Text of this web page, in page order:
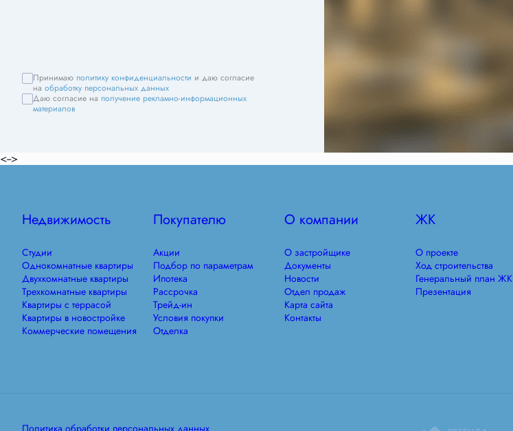
Принимаю политику конфиденциальности и даю согласие
на обработку персональных данных
Даю согласие на получение рекламно-информационных
материалов
<-->
Недвижимость
Студии
Однокомнатные квартиры
Двухкомнатные квартиры
Трехкомнатные квартиры
Квартиры с террасой
Квартиры в новостройке
Коммерческие помещения
Покупателю
Акции
Подбор по параметрам
Ипотека
Рассрочка
Трейд-ин
Условия покупки
Отделка
О компании
О застройщике
Документы
Новости
Отдел продаж
Карта сайта
Контакты
ЖК
О проекте
Ход строительства
Генеральный план ЖК
Презентация